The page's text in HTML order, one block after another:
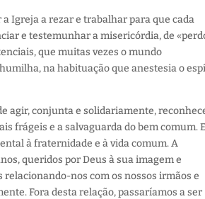
Igreja a rezar e trabalhar para que cada
e testemunhar a misericórdia, de
que muitas vezes o mundo
na habituação que anestesia o
agir, conjunta e solidariamente,
frágeis e a salvaguarda do bem comum.
à fraternidade e à vida comum. A
queridos por Deus à sua imagem e
nos com os nossos irmãos e
Fora desta relação, passaríamos a ser